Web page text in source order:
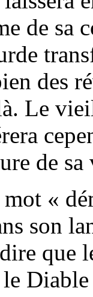
de sa
des
Le
de sa
«
son
que